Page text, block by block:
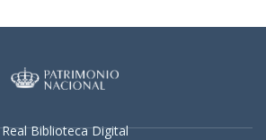
Real Biblioteca Digital